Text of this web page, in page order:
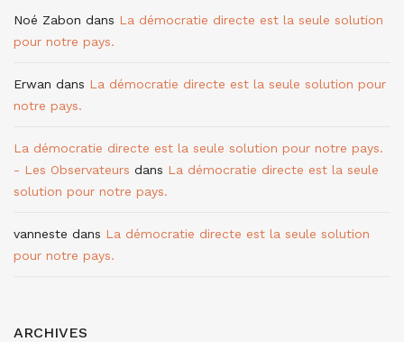
Noé Zabon dans La démocratie directe est la seule solution
pour notre pays.
Erwan dans La démocratie directe est la seule solution pour
notre pays.
La démocratie directe est la seule solution pour notre pays.
- Les Observateurs dans La démocratie directe est la seule
solution pour notre pays.
vanneste dans La démocratie directe est la seule solution
pour notre pays.
ARCHIVES